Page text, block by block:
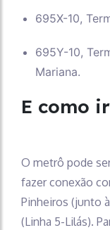
695X-10,
695Y-10,
Mariana.
E como
O metrô pode
fazer conexão
Pinheiros (junto
(Linha 5-Lilás).